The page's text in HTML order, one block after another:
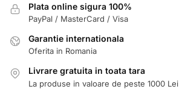
Plata online sigura 100%
PayPal / MasterCard / Visa
Garantie internationala
Oferita in Romania
Livrare gratuita in toata tara
La produse in valoare de peste 1000 Lei